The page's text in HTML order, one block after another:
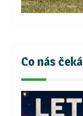
Co nás čeká